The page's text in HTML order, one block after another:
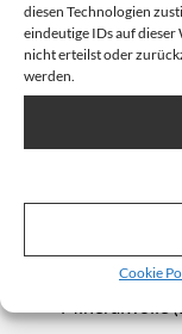
diesen Technologien
eindeutige IDs auf
nicht erteilst oder
werden.
Cookie